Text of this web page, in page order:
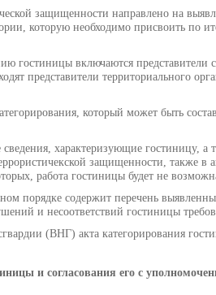
защищенности направлено на
которую необходимо присвоить по
гостиницы включаются представители
представители территориального
который может быть
характеризующие гостиницу,
защищенности, также в
работа гостиницы будет не
порядке содержит перечень
и несоответствий гостиницы
(ВНГ) акта категорирования
и согласования его с